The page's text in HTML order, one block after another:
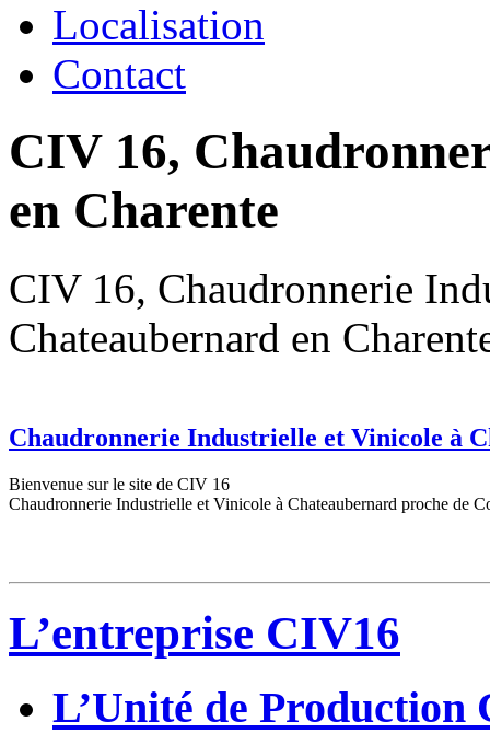
Localisation
Contact
CIV 16,
en Charente
CIV 16, Chaudronnerie
Chateaubernard en
Chaudronnerie Industrielle et Vinicole à
Bienvenue sur le site de CIV 16
Chaudronnerie Industrielle et Vinicole à Chateaubernard proche de
L’entreprise CIV16
L’Unité de Production